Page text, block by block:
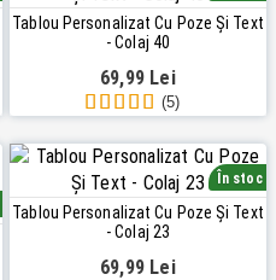
Tablou Personalizat Cu Poze Și Text
- Colaj 40
69,99 Lei
(5)
În stoc
Tablou Personalizat Cu Poze Și Text
- Colaj 23
69,99 Lei